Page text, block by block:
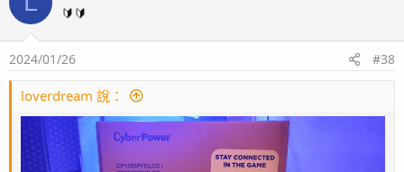
厚度8mm加玻棒，黑膠。
底櫃我要求加大成四呎，不鏽鋼骨架粉烤黑色
底缸則是5mm加玻棒，但只分成三格，分別是落水+蛋白
區，濾材區，沉馬區，因為當初規劃時就堅持一定要自動
捲綿器(實在不想手動換綿了)，所以落水區一半位置給捲
綿器一半就是給蛋白，有一些空出來的位置就塞一些濾材
彌補濾材區太小的遺憾
t
i
o
n
：
🔰🔰
2024/01/26 #38
loverdream 說：